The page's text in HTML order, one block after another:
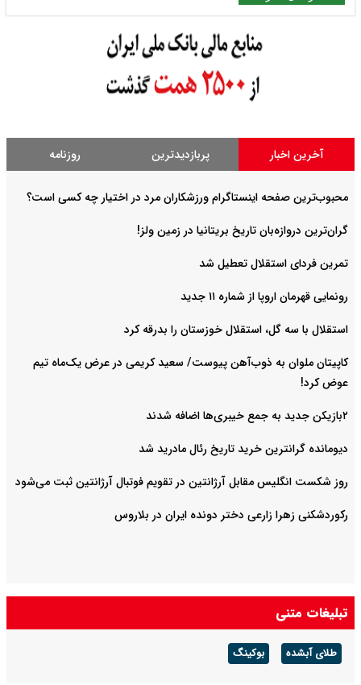
آخرین اخبار پربازدیدترین روزنامه
محبوب‌ترین صفحه اینستاگرام ورزشکاران مرد در اختیار چه کسی است؟
گران‌ترین دروازه‌بان تاریخ بریتانیا در زمین ولز!
تمرین فردای استقلال تعطیل شد
رونمایی قهرمان اروپا از شماره ۱۱ جدید
استقلال با سه گل، استقلال خوزستان را بدرقه کرد
کاپیتان ملوان به ذوب‌آهن پیوست/ سعید کریمی در عرض یک‌ماه تیم
عوض کرد!
۲بازیکن جدید به جمع خیبری‌ها اضافه شدند
دیومانده گرانترین خرید تاریخ رئال مادرید شد
روز شکست انگلیس مقابل آرژانتین در تقویم فوتبال آرژانتین ثبت می‌شود
رکوردشکنی زهرا زارعی دختر دونده ایران در بلاروس
تبلیغات متنی
طلای آبشده بوکینگ